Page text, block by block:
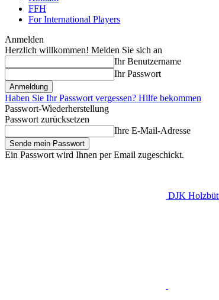
FFH
For International Players
Anmelden
Herzlich willkommen! Melden Sie sich an
Ihr Benutzername
Ihr Passwort
Haben Sie Ihr Passwort vergessen? Hilfe bekommen
Passwort-Wiederherstellung
Passwort zurücksetzen
Ihre E-Mail-Adresse
Ein Passwort wird Ihnen per Email zugeschickt.
DJK